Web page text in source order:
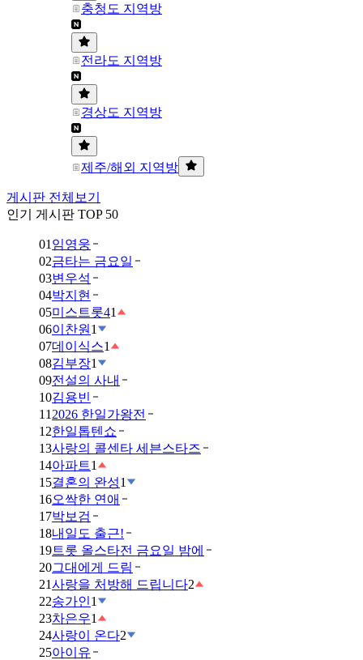
충청도 지역방
전라도 지역방
경상도 지역방
제주/해외 지역방
게시판 전체보기
인기 게시판 TOP 50
01 임영웅
02금타는 금요일
03변우석
04박지현
05미스트롯41
06이찬원 1
07데이식스1
08김부장1
09전설의 사내
10김용빈
11 2026 한일가왕전
12한일톱텐쇼
13사랑의 콜센타 세븐스타즈
14아파트1
15결혼의 완성1
16오싹한 연애
17박보검
18내일도 출근!
19트롯 올스타전 금요일 밤에
20그대에게 드림
21사랑을 처방해 드립니다2
22송가인1
23차은우1
24사랑이 온다2
25아이유